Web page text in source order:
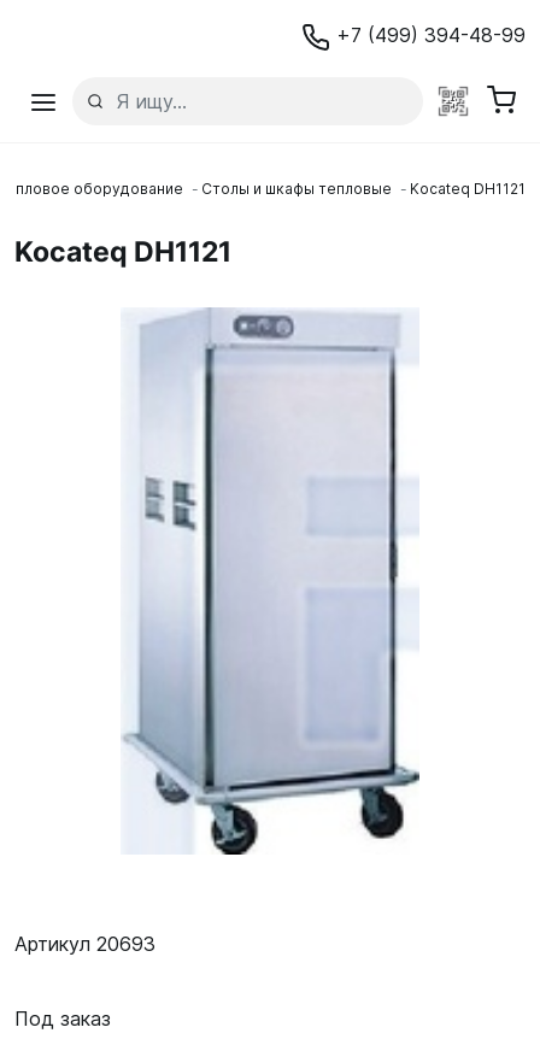
+7 (499) 394-48-99
Тепловое оборудование Столы и шкафы тепловые Kocateq DH1121
Kocateq DH1121
Артикул 20693
Под заказ